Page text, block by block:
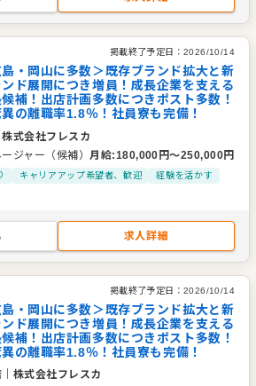
掲載終了予定日： 2026/10/14
島・岡山に多数＞既存ブランド拡大と新
ド展開につき増員！成長企業を支える
補！出店計画多数につきポスト多数！
の離職率1.8％！社員寮も完備！
株式会社フレスカ
ジャー（候補）月給:180,000 円〜250,000円
キャリアアップ希望者、歓迎
経験を活かす
求人詳細
掲載終了予定日： 2026/10/14
島・岡山に多数＞既存ブランド拡大と新
ド展開につき増員！成長企業を支える
補！出店計画多数につきポスト多数！
の離職率1.8％！社員寮も完備！
株式会社フレスカ